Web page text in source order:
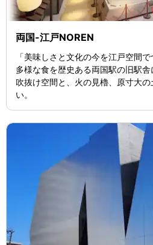
両国-江戸NOREN
「美味しさと文化の今を江戸空間
多様な食を歴史ある両国駅の旧駅
吹抜け空間と、火の見櫓、原寸大
い。